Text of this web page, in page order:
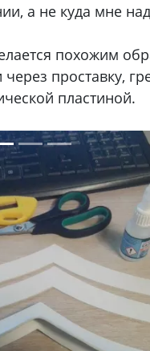
а не куда мне
похожим
проставку,
пластиной.